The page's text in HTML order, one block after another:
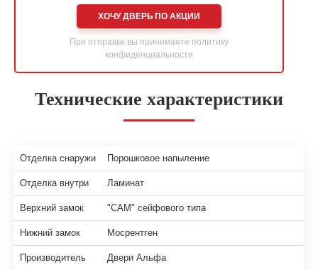
ХОЧУ ДВЕРЬ ПО АКЦИИ
При отправке вы принимаете политику
конфиденциальности
Технические характеристики
Отделка снаружи Порошковое напыление
Отделка внутри Ламинат
Верхний замок "САМ" сейфового типа
Нижний замок Мосрентген
Производитель Двери Альфа